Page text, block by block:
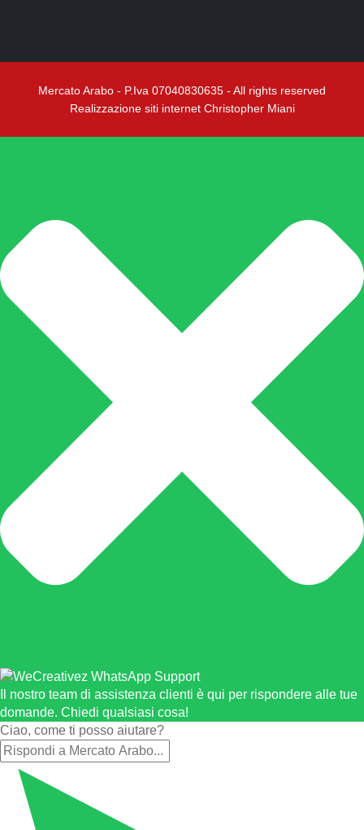
Mercato Arabo - P.Iva 07040830635 - All rights reserved
Realizzazione siti internet Christopher Miani
Il nostro team di assistenza clienti è qui per rispondere alle tue
domande. Chiedi qualsiasi cosa!
Ciao, come ti posso aiutare?